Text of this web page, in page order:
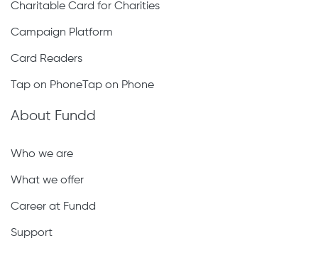
Charitable Card for Charities
Campaign Platform
Card Readers
Tap on PhoneTap on Phone
About Fundd
Who we are
What we offer
Career at Fundd
Support